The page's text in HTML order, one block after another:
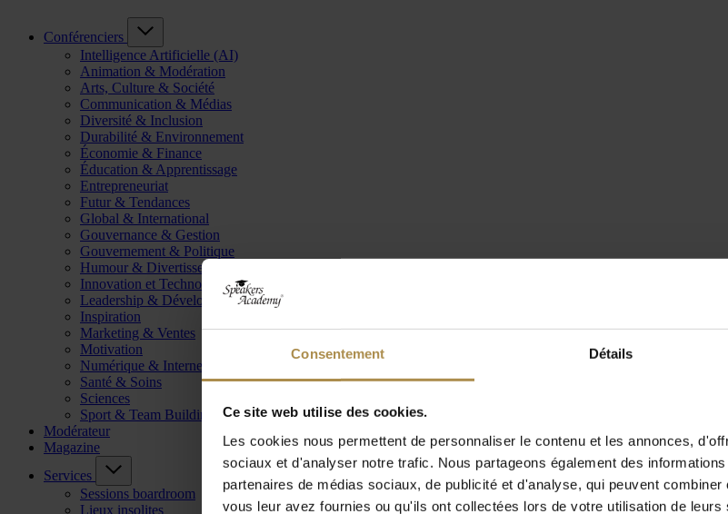
Consentement Détails
Ce site web utilise des cookies.
Les cookies nous permettent de personnaliser le contenu et les annonces,
sociaux et d'analyser notre trafic. Nous partageons également des
partenaires de médias sociaux, de publicité et d'analyse, qui peuvent
vous leur avez fournies ou qu'ils ont collectées lors de votre utilisation de leurs
Conférenciers
Intelligence Artificielle (AI)
Animation & Modération
Arts, Culture & Société
Communication & Médias
Diversité & Inclusion
Durabilité & Environnement
Économie & Finance
Éducation & Apprentissage
Entrepreneuriat
Futur & Tendances
Global & International
Gouvernance & Gestion
Gouvernement & Politique
Humour & Divertissement
Innovation et Technologie
Leadership & Développement
Inspiration
Marketing & Ventes
Motivation
Numérique & Internet
Santé & Soins
Sciences
Sport & Team Building
Modérateur
Magazine
Services
Sessions boardroom
Lieux insolites